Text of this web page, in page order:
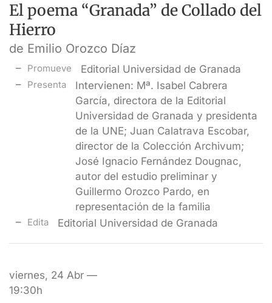
El poema “Granada” de Collado del
Hierro
de Emilio Orozco Díaz
Promueve Editorial Universidad de Granada
Presenta
Intervienen: Mª. Isabel Cabrera
García, directora de la Editorial
Universidad de Granada y presidenta
de la UNE; Juan Calatrava Escobar,
director de la Colección Archivum;
José Ignacio Fernández Dougnac,
autor del estudio preliminar y
Guillermo Orozco Pardo, en
representación de la familia
Edita Editorial Universidad de Granada
viernes, 24 Abr —
19:30h